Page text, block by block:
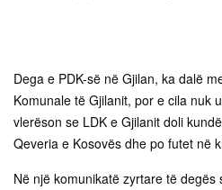
Dega e PDK-së në Gjilan, ka dalë
Komunale të Gjilanit, por e cila nuk
vlerëson se LDK e Gjilanit doli
Qeveria e Kosovës dhe po futet në
Në një komunikatë zyrtare të degës